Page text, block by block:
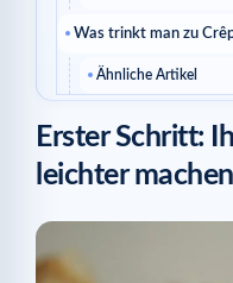
Was trinkt man zu
Ähnliche Artikel
Erster Schritt:
leichter